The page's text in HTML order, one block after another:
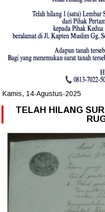
Kamis, 14-Agustus-2025
TELAH HILANG